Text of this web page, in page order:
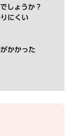
しょうか？
にくい
かかった